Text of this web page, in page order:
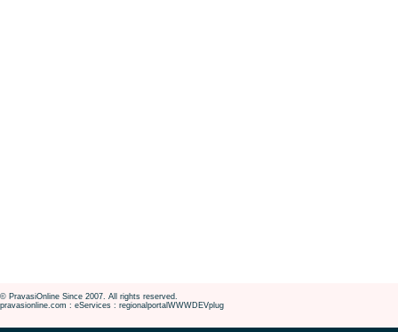
© PravasiOnline Since 2007. All rights reserved.
pravasionline.com : eServices : regionalportalWWWDEVplug